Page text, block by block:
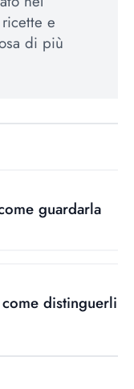
e
di più
guardarla
distinguerli